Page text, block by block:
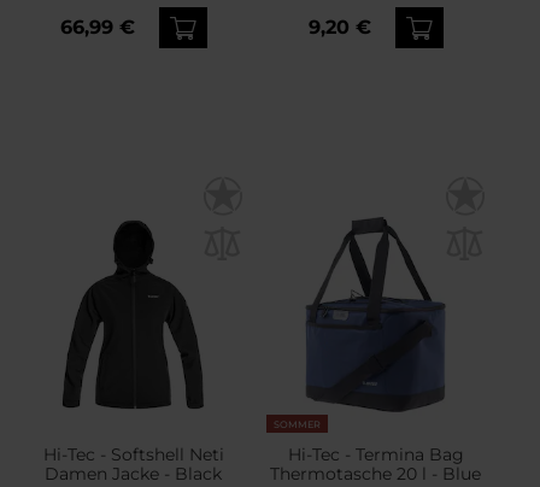
66,99 € 9,20 €
Hi-Tec - Softshell Neti
Damen Jacke - Black
SOMMER
Hi-Tec - Termina Bag
Thermotasche 20 l - Blue